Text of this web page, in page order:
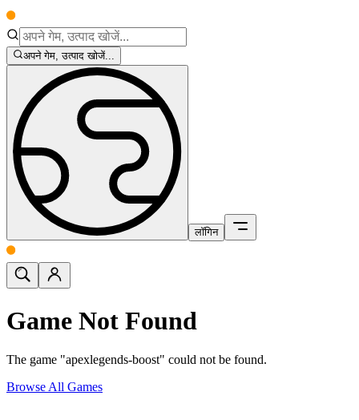
अपने गेम, उत्पाद खोजें...
लॉगिन
Game Not Found
The game "apexlegends-boost" could not be found.
Browse All Games